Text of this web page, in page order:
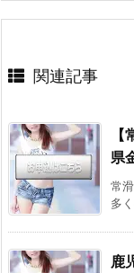
関連記事
県
常
多
鹿